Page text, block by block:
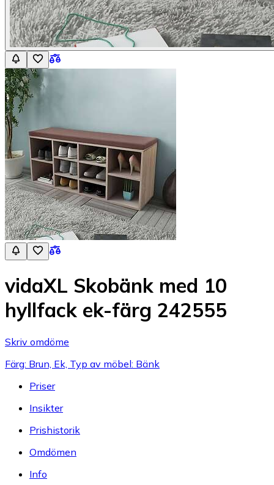
vidaXL Skobänk med 10
hyllfack ek-färg 242555
Skriv omdöme
Färg: Brun, Ek, Typ av möbel: Bänk
Priser
Insikter
Prishistorik
Omdömen
Info